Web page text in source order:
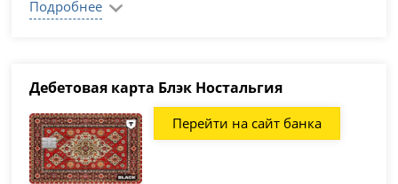
Подробнее
Дебетовая карта Блэк Ностальгия
Перейти на сайт банка